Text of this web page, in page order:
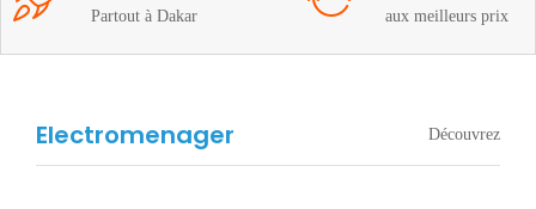
Partout à Dakar aux meilleurs prix
Electromenager Découvrez